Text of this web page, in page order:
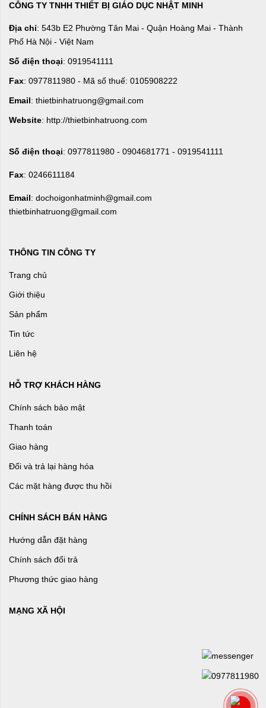
CÔNG TY TNHH THIẾT BỊ GIÁO DỤC NHẬT MINH
Địa chỉ: 543b E2 Phường Tân Mai - Quận Hoàng Mai - Thành
Phố Hà Nội - Việt Nam
Số điện thoại: 0919541111
Fax: 0977811980 - Mã số thuế: 0105908222
Email: thietbinhatruong@gmail.com
Website: http://thietbinhatruong.com
Số điện thoại: 0977811980 - 0904681771 - 0919541111
Fax: 0246611184
Email: dochoigonhatminh@gmail.com
thietbinhatruong@gmail.com
THÔNG TIN CÔNG TY
Trang chủ
Giới thiệu
Sản phẩm
Tin tức
Liên hệ
HỖ TRỢ KHÁCH HÀNG
Chính sách bảo mật
Thanh toán
Giao hàng
Đổi và trả lại hàng hóa
Các mặt hàng được thu hồi
CHÍNH SÁCH BÁN HÀNG
Hướng dẫn đặt hàng
Chính sách đổi trả
Phương thức giao hàng
MẠNG XÃ HỘI